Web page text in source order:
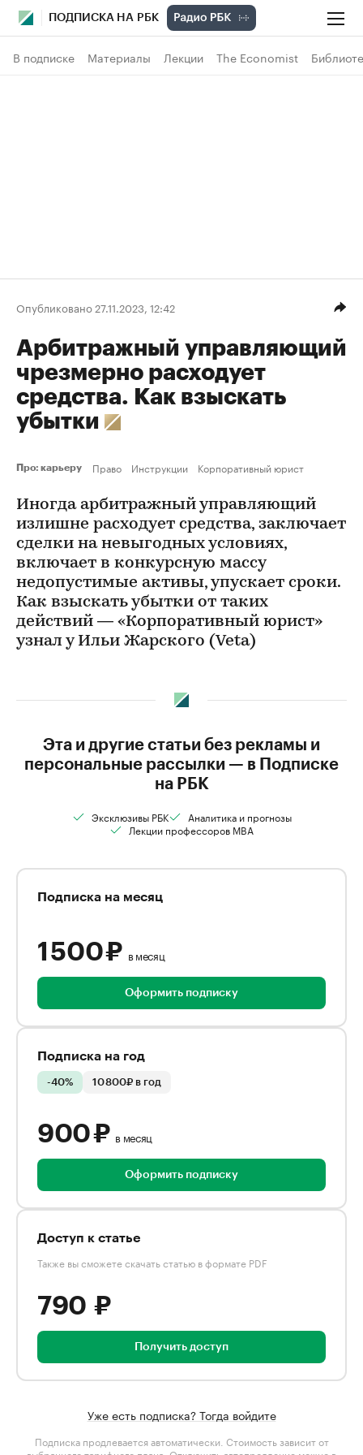
ПОДПИСКА НА РБК
В подписке Материалы Лекции The Economist
Опубликовано 27.11.2023, 12:42
Арбитражный управляющий
чрезмерно расходует
средства. Как взыскать
убытки
Про: карьеру Право Инструкции Корпоративный юрист
Иногда арбитражный управляющий
излишне расходует средства, заключает
сделки на невыгодных условиях,
включает в конкурсную массу
недопустимые активы, упускает сроки.
Как взыскать убытки от таких
действий — «Корпоративный юрист»
узнал у Ильи Жарского (Veta)
Эта и другие статьи без рекламы и
персональные рассылки — в Подписке
на РБК
Эксклюзивы РБК
Аналитика и прогнозы
Лекции профессоров MBA
Подписка на месяц
1 500 ₽ в месяц
Оформить подписку
Подписка на год
-40% 10 800₽ в год
900 ₽ в месяц
Оформить подписку
Доступ к статье
Также вы сможете скачать статью в формате PDF
790 ₽
Получить доступ
Уже есть подписка? Тогда войдите
Подписка продлевается автоматически. Стоимость зависит от